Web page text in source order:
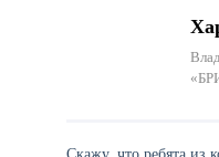
Скажу, что ребята из